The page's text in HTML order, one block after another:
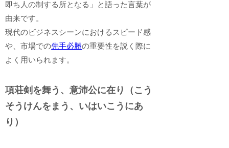
即ち人の制する所となる」と語った言葉が
由来です。
現代のビジネスシーンにおけるスピード感
や、市場での先手必勝の重要性を説く際に
よく用いられます。
項荘剣を舞う、意沛公に在り（こう
そうけんをまう、いはいこうにあ
り）